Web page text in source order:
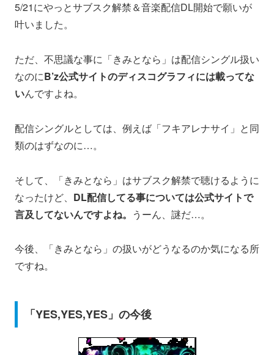
5/21にやっとサブスク解禁＆音楽配信DL開始で願いが
叶いました。
ただ、不思議な事に「きみとなら」は配信シングル扱い
なのにB’z公式サイトのディスコグラフィには載ってな
いんですよね。
配信シングルとしては、例えば「フキアレナサイ」と同
類のはずなのに…。
そして、「きみとなら」はサブスク解禁で聴けるように
なったけど、 DL配信してる事については公式サイトで
言及してないんですよね。 うーん、謎だ…。
今後、「きみとなら」の扱いがどうなるのか気になる所
ですね。
「YES,YES,YES」の今後